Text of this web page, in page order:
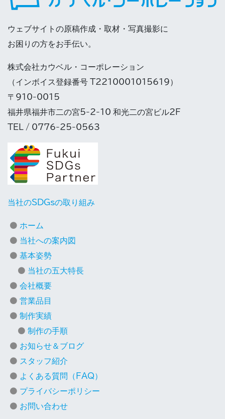
ウェブサイトの原稿作成・取材・写真撮影に
お困りの方をお手伝い。
株式会社カウベル・コーポレーション
（インボイス登録番号 T2210001015619）
〒910-0015
福井県福井市二の宮5-2-10 和光二の宮ビル2F
TEL / 0776-25-0563
当社のSDGsの取り組み
ホーム
当社への案内図
基本姿勢
当社の五大特長
会社概要
営業品目
制作実績
制作の手順
お知らせ＆ブログ
スタッフ紹介
よくある質問（FAQ）
プライバシーポリシー
お問い合わせ